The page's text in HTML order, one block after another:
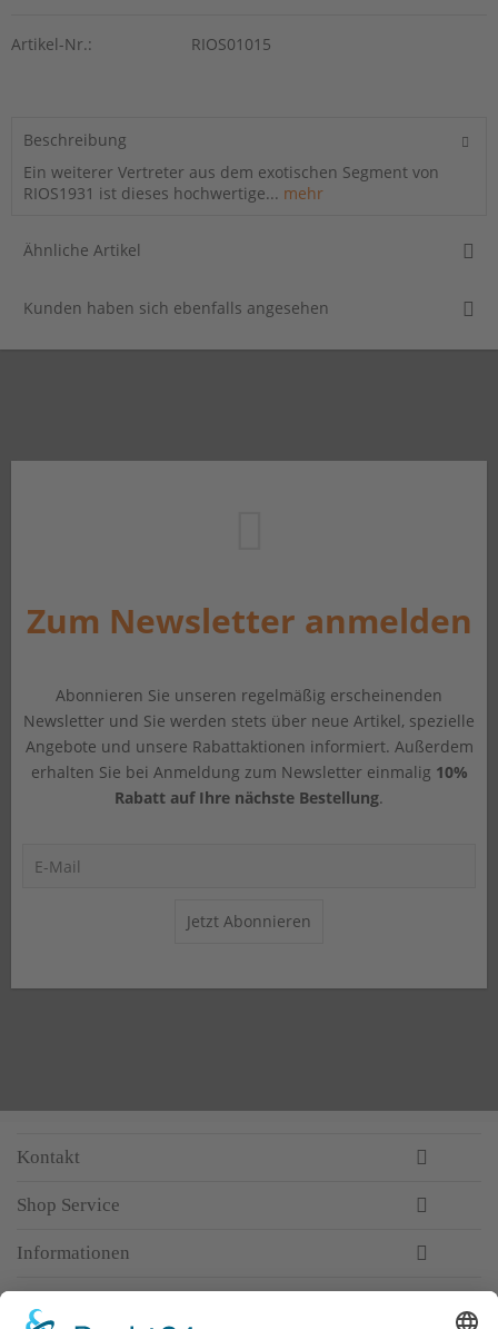
Artikel-Nr.: RIOS01015
Beschreibung
Ein weiterer Vertreter aus dem exotischen Segment von
RIOS1931 ist dieses hochwertige... mehr
Ähnliche Artikel
Kunden haben sich ebenfalls angesehen
Zum Newsletter anmelden
Abonnieren Sie unseren regelmäßig erscheinenden
Newsletter und Sie werden stets über neue Artikel, spezielle
Angebote und unsere Rabattaktionen informiert. Außerdem
erhalten Sie bei Anmeldung zum Newsletter einmalig 10%
Rabatt auf Ihre nächste Bestellung.
Jetzt Abonnieren
Kontakt
Shop Service
Informationen